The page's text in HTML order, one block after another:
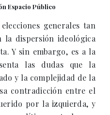
Espacio Público
generales tan
la dispersión ideológica
Y sin embargo, es a la
las dudas que la
y la complejidad de la
contradicción entre el
por la izquierda, y